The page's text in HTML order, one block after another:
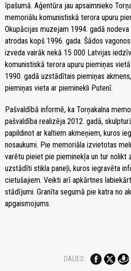
īpašumā. Aģentūra jau apsaimnieko
memoriālu komunistiskā terora upuru
Okupācijas muzejam 1994. gadā
atrodas kopš 1996. gada. Šādos
izveda vairāk nekā 15 000 Latvijas
komunistiskā terora upuru piemiņas
1990. gadā uzstādītais piemiņas
piemiņas vieta ar pieminekli Putenī.
Pašvaldībā informē, ka Torņakalna
pašvaldība realizēja 2012. gadā,
papildinot ar kaltiem akmeņiem, kuros
nosaukumi. Pie memoriāla izvietotas
varētu pieiet pie pieminekļa un tur nolikt
uzstādīti stikla paneļi, kuros iegravēta
cietušajiem. Veikti arī apkārtnes
stādījumi. Granīta segumā pie katra no
apgaismojums.
DALIES: